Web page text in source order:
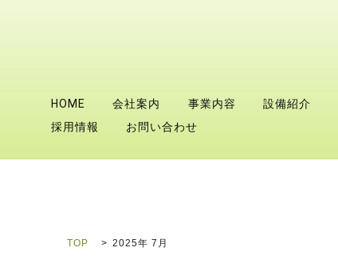
HOME 会社案内 事業内容 設備紹介
採用情報
お問い合わせ
TOP 2025年 7月